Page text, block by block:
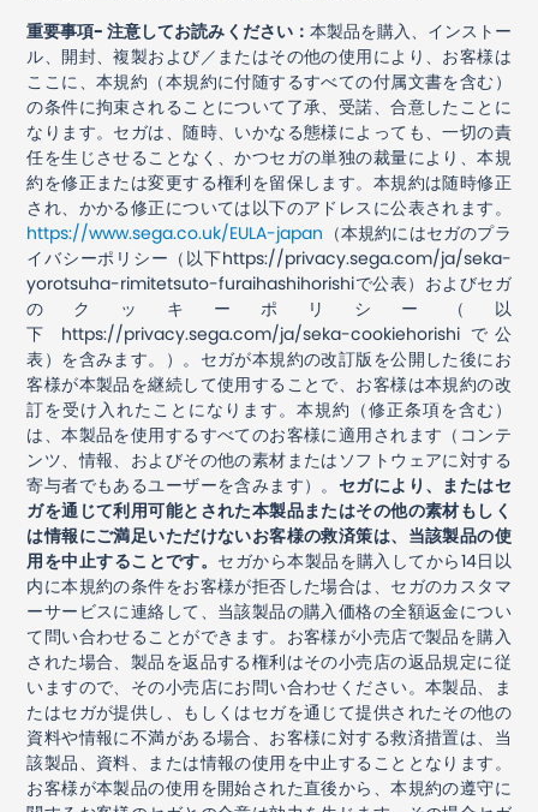
重要事項-注意してお読みください： 本製品を購入、インストー
ル、開封、複製および／またはその他の使用により、お客様は
ここに、本規約（本規約に付随するすべての付属文書を含む）
の条件に拘束されることについて了承、受諾、合意したことに
なります。セガは、随時、いかなる態様によっても、一切の責
任を生じさせることなく、かつセガの単独の裁量により、本規
約を修正または変更する権利を留保します。本規約は随時修正
され、かかる修正については以下のアドレスに公表されます。
https://www.sega.co.uk/EULA-japan （本規約にはセガのプラ
イバシーポリシー（以下https://privacy.sega.com/ja/seka-
yorotsuha-rimitetsuto-furaihashihorishiで公表）およびセガ
のクッキーポリシー（以
下 https://privacy.sega.com/ja/seka-cookiehorishi で公
表）を含みます。）。セガが本規約の改訂版を公開した後にお
客様が本製品を継続して使用することで、お客様は本規約の改
訂を受け入れたことになります。本規約（修正条項を含む）
は、本製品を使用するすべてのお客様に適用されます（コンテ
ンツ、情報、およびその他の素材またはソフトウェアに対する
寄与者でもあるユーザーを含みます）。 セガにより、またはセ
ガを通じて利用可能とされた本製品またはその他の素材もしく
は情報にご満足いただけないお客様の救済策は、当該製品の使
用を中止することです。 セガから本製品を購入してから14日以
内に本規約の条件をお客様が拒否した場合は、セガのカスタマ
ーサービスに連絡して、当該製品の購入価格の全額返金につい
て問い合わせることができます。お客様が小売店で製品を購入
された場合、製品を返品する権利はその小売店の返品規定に従
いますので、その小売店にお問い合わせください。本製品、ま
たはセガが提供し、もしくはセガを通じて提供されたその他の
資料や情報に不満がある場合、お客様に対する救済措置は、当
該製品、資料、または情報の使用を中止することとなります。
お客様が本製品の使用を開始された直後から、本規約の遵守に